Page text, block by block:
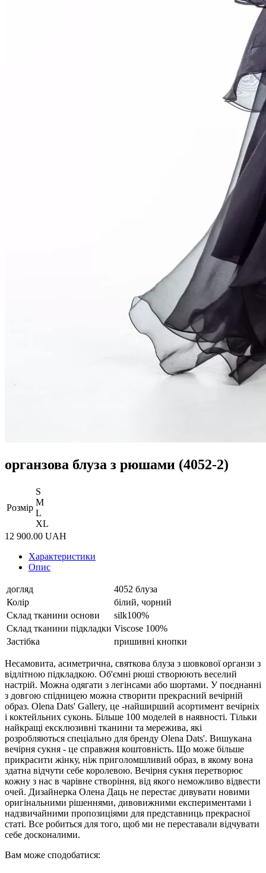
органзова блуза з рюшами (4052-2)
Розмір
S
M
L
ХL
12 900.00 UAH
Характеристики
Опис
догляд
4052 блуза
Колір
білий, чорний
Склад тканини основи
silk100%
Склад тканини підкладки Viscose 100%
Застібка
пришивні кнопки
Несамовита, асиметрична, святкова блуза з шовкової органзи з
відлітною підкладкою. Об'ємні рюші створюють веселий
настрій. Можна одягати з легінсами або шортами. У поєднанні
з довгою спідницею можна створити прекрасний вечірній
образ. Olena Dats' Gallery, це -найширший асортимент вечірніх
і коктейльних суконь. Більше 100 моделей в наявності. Тільки
найкращі ексклюзивні тканини та мережива, які
розробляються спеціально для бренду Olena Dats'. Вишукана
вечірня сукня - це справжня коштовність. Що може більше
прикрасити жінку, ніж приголомшливий образ, в якому вона
здатна відчути себе королевою. Вечірня сукня перетворює
кожну з нас в чарівне створіння, від якого неможливо відвести
очей. Дизайнерка Олена Даць не перестає дивувати новими
оригінальними рішеннями, дивовижними експериментами і
надзвичайними пропозиціями для представниць прекрасної
статі. Все робиться для того, щоб ми не переставали відчувати
себе досконалими.
Вам може сподобатися: